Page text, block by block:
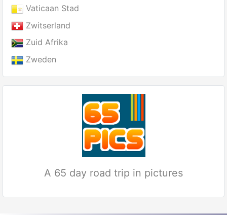
Vaticaan Stad
Zwitserland
Zuid Afrika
Zweden
A 65 day road trip in pictures